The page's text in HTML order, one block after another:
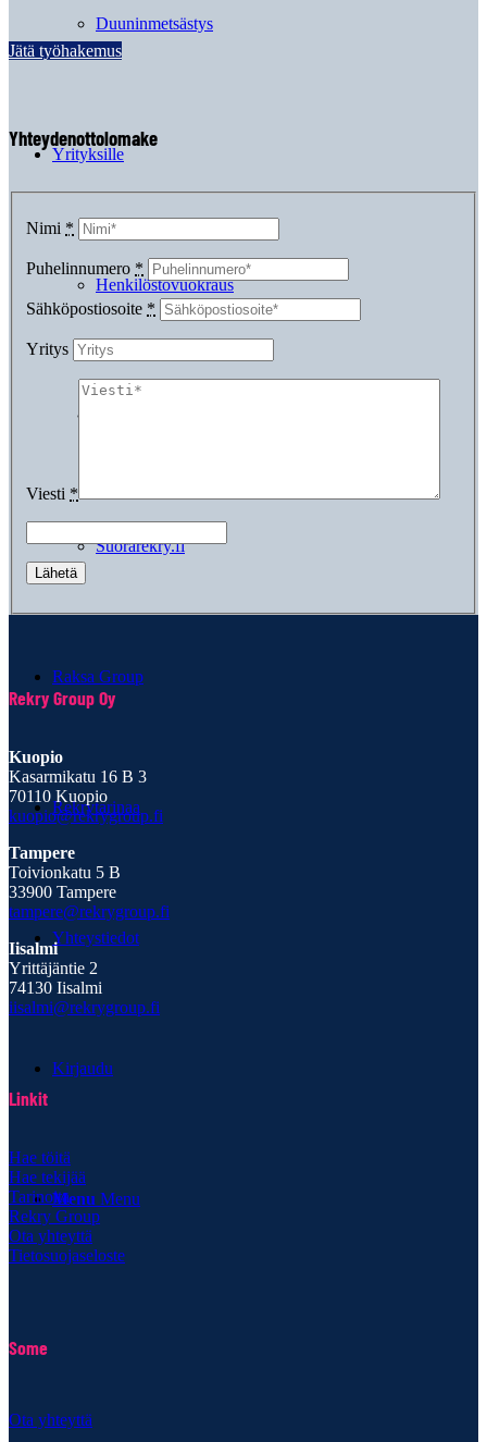
Duuninmetsästys
Yrityksille
Henkilöstövuokraus
Suorarekry.fi
Raksa Group
Rekrytarinaa
Yhteystiedot
Kirjaudu
Menu Menu
Jätä työhakemus
Yhteydenottolomake
Nimi *
Puhelinnumero *
Sähköpostiosoite *
Yritys
Viesti *
Rekry Group Oy
Kuopio
Kasarmikatu 16 B 3
70110 Kuopio
kuopio@rekrygroup.fi
Tampere
Toivionkatu 5 B
33900 Tampere
tampere@rekrygroup.fi
Iisalmi
Yrittäjäntie 2
74130 Iisalmi
iisalmi@rekrygroup.fi
Linkit
Hae töitä
Hae tekijää
Tarinoita
Rekry Group
Ota yhteyttä
Tietosuojaseloste
Some
Ota yhteyttä